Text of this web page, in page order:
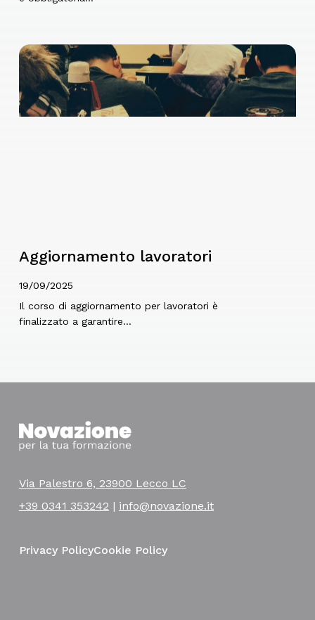
Aggiornamento lavoratori
19/09/2025
Il corso di aggiornamento per lavoratori è
finalizzato a garantire…
Via Palestro 6, 23900 Lecco LC
+39 0341 353242 | info@novazione.it
Privacy PolicyCookie Policy